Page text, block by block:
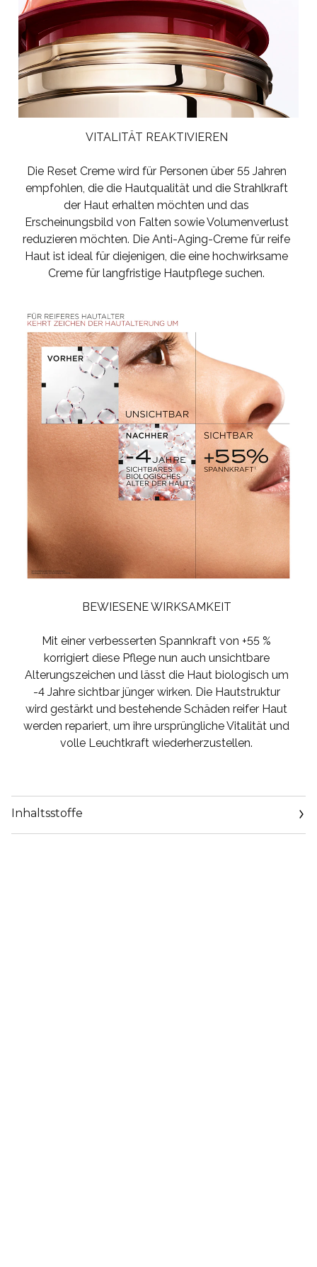
VITALITÄT REAKTIVIEREN
Die Reset Creme wird für Personen über 55 Jahren
empfohlen, die die Hautqualität und die Strahlkraft
der Haut erhalten möchten und das
Erscheinungsbild von Falten sowie Volumenverlust
reduzieren möchten. Die Anti-Aging-Creme für reife
Haut ist ideal für diejenigen, die eine hochwirksame
Creme für langfristige Hautpflege suchen.
BEWIESENE WIRKSAMKEIT
Mit einer verbesserten Spannkraft von +55 %
korrigiert diese Pflege nun auch unsichtbare
Alterungszeichen und lässt die Haut biologisch um
-4 Jahre sichtbar jünger wirken. Die Hautstruktur
wird gestärkt und bestehende Schäden reifer Haut
werden repariert, um ihre ursprüngliche Vitalität und
volle Leuchtkraft wiederherzustellen.
Inhaltsstoffe